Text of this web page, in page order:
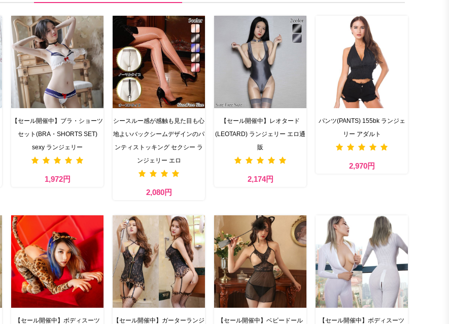
【セール開催中】ブラ・ショーツ
セット(BRA・SHORTS SET)
sexy ランジェリー
1,972円
シースルー感が感触も見た目も心
地よいバックシームデザインのパ
ンティストッキング セクシー ラ
ンジェリー エロ
2,080円
【セール開催中】レオタード
(LEOTARD) ランジェリー エロ通
販
2,174円
パンツ(PANTS) 155bk ランジェ
リー アダルト
2,970円
【セール開催中】ボディスーツ 【セール開催中】ガーターランジ 【セール開催中】ベビードール 【セール開催中】ボディスーツ